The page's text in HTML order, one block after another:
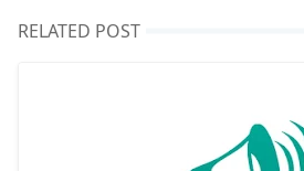
RELATED POST